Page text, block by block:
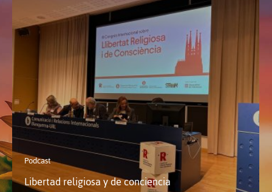
Podcast
Libertad religiosa y de conciencia